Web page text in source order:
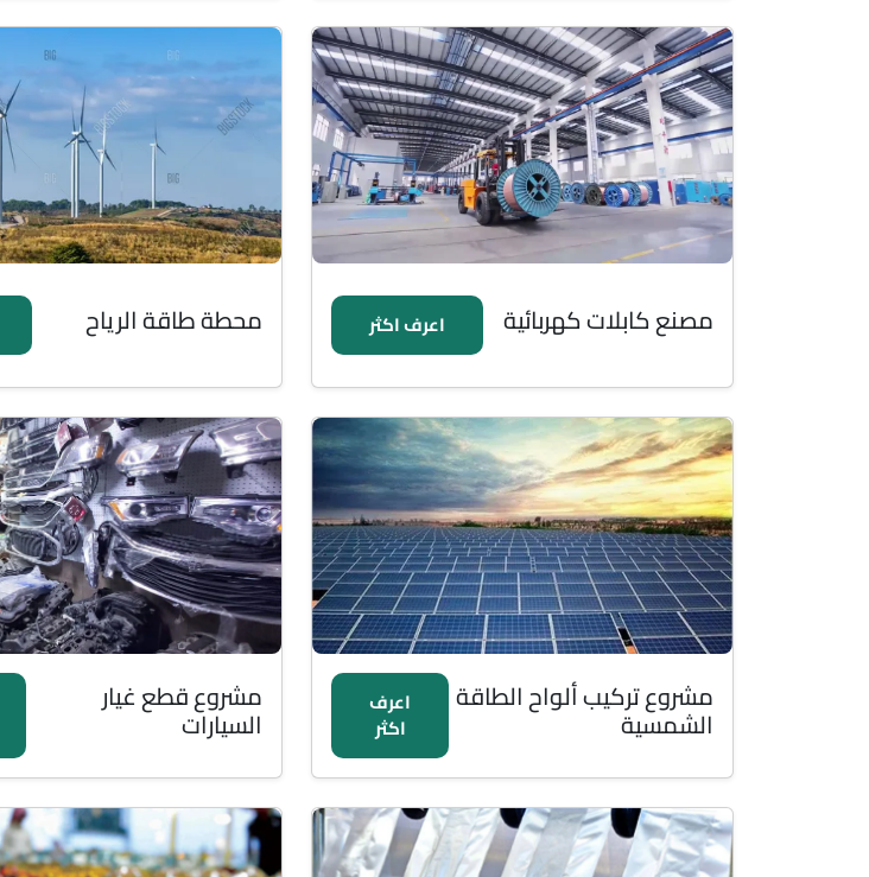
مصنع كابلات كهربائية اعرف اكثر محطة طاقة الرياح
مشروع تركيب ألواح الطاقة
الشمسية
اعرف
اكثر
مشروع قطع غيار
السيارات